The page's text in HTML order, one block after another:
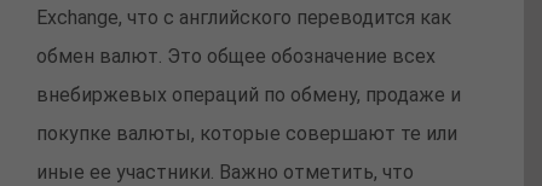
Exchange, что с английского переводится как
обмен валют. Это общее обозначение всех
внебиржевых операций по обмену, продаже и
покупке валюты, которые совершают те или
иные ее участники. Важно отметить, что